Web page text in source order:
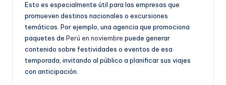
Esto es especialmente útil para las empresas que
promueven destinos nacionales o excursiones
temáticas. Por ejemplo, una agencia que promociona
paquetes de Perú en noviembre puede generar
contenido sobre festividades o eventos de esa
temporada, invitando al público a planificar sus viajes
con anticipación.